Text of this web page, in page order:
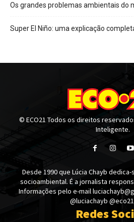
Os grandes problemas ambientais do
Super El Niño: uma explicação
© ECO21 Todos os direitos
Inteligente.
Desde 1990 que Lúcia Chayb
socioambiental. É a jornalista
Informações pelo e-mail
@luciachayb
Redes